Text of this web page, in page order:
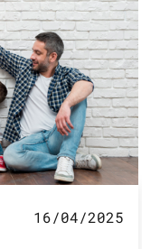
16/04/2025